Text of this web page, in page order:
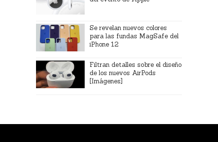
Se revelan nuevos colores
para las fundas MagSafe del
iPhone 12
Filtran detalles sobre el diseño
de los nuevos AirPods
[Imágenes]